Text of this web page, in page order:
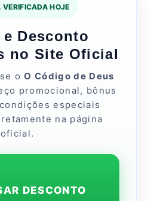
VERIFICADA HOJE
e Desconto
no Site Oficial
oO Código de Deus
promocional, bônus
especiais
na página
oficial.
DESCONTO